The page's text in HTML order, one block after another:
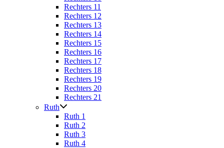
Rechters 11
Rechters 12
Rechters 13
Rechters 14
Rechters 15
Rechters 16
Rechters 17
Rechters 18
Rechters 19
Rechters 20
Rechters 21
Ruth
Ruth 1
Ruth 2
Ruth 3
Ruth 4